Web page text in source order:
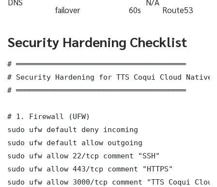
failover
60s
Route53
Security Hardening Checklist
# ═══════════════════════════════════════
# Security Hardening for TTS Coqui Cloud Native
# ═══════════════════════════════════════
# 1. Firewall (UFW)
sudo ufw default deny incoming
sudo ufw default allow outgoing
sudo ufw allow 22/tcp comment "SSH"
sudo ufw allow 443/tcp comment "HTTPS"
sudo ufw allow 3000/tcp comment "TTS Coqui